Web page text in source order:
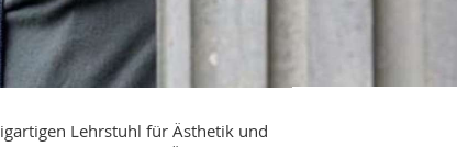
Lehrstuhl für Ästhetik und